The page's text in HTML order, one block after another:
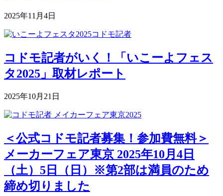
2025年11月4日
コドモ記者がいく！「いこーよフェス
タ2025」取材レポート
2025年10月21日
＜公式コドモ記者募集！参加費無料＞
メーカーフェア東京 2025年10月4日
（土）5日（日）※第2部は満員のため
締め切りました